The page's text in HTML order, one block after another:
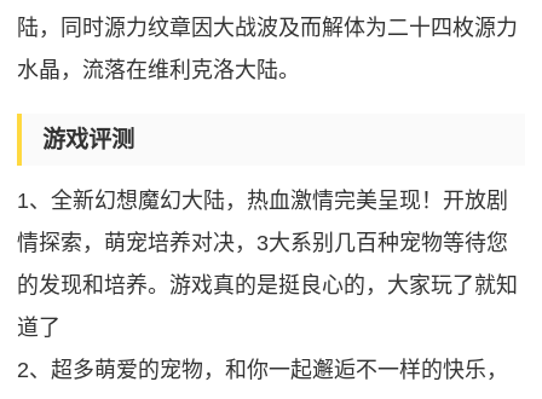
陆，同时源力纹章因大战波及而解体为二十四枚源力
水晶，流落在维利克洛大陆。
游戏评测
1、全新幻想魔幻大陆，热血激情完美呈现！开放剧
情探索，萌宠培养对决，3大系别几百种宠物等待您
的发现和培养。游戏真的是挺良心的，大家玩了就知
道了
2、超多萌爱的宠物，和你一起邂逅不一样的快乐，